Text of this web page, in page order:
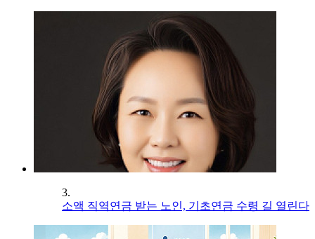
3.
소액 직역연금 받는 노인, 기초연금 수령 길 열린다